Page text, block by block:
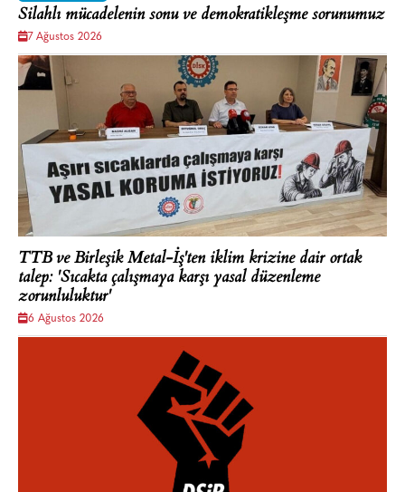
Silahlı mücadelenin sonu ve demokratikleşme sorunumuz
7 Ağustos 2026
TTB ve Birleşik Metal-İş'ten iklim krizine dair ortak
talep: 'Sıcakta çalışmaya karşı yasal düzenleme
zorunluluktur'
6 Ağustos 2026